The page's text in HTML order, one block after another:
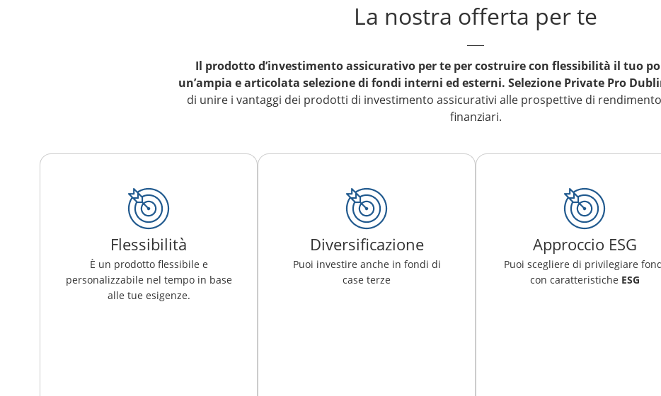
La nostra offerta per te
Il prodotto d’investimento assicurativo per te per costruire con flessibilità il tuo
un’ampia e articolata selezione di fondi interni ed esterni. Selezione Private Pro
di unire i vantaggi dei prodotti di investimento assicurativi alle prospettive di
finanziari.
Flessibilità
È un prodotto flessibile e
personalizzabile nel tempo in base
alle tue esigenze.
Diversificazione
Puoi investire anche in fondi di
case terze
Approccio ESG
Puoi scegliere di privilegiare
con caratteristiche ESG